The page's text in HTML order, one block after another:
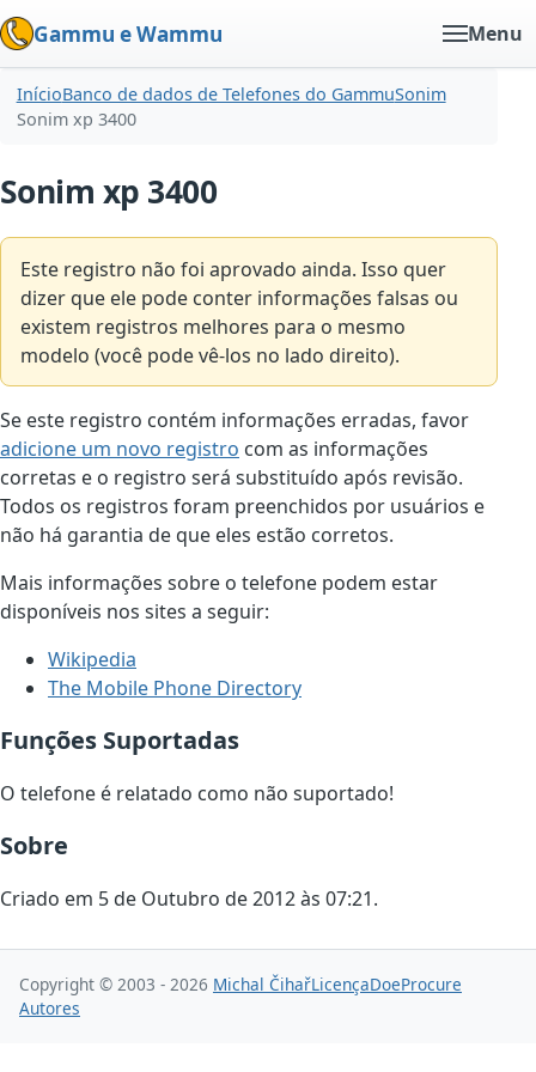
Gammu e Wammu Menu
InícioBanco de dados de Telefones do GammuSonim
Sonim xp 3400
Sonim xp 3400
Este registro não foi aprovado ainda. Isso quer
dizer que ele pode conter informações falsas ou
existem registros melhores para o mesmo
modelo (você pode vê-los no lado direito).
Se este registro contém informações erradas, favor
adicione um novo registro com as informações
corretas e o registro será substituído após revisão.
Todos os registros foram preenchidos por usuários e
não há garantia de que eles estão corretos.
Mais informações sobre o telefone podem estar
disponíveis nos sites a seguir:
Wikipedia
The Mobile Phone Directory
Funções Suportadas
O telefone é relatado como não suportado!
Sobre
Criado em 5 de Outubro de 2012 às 07:21.
Copyright © 2003 - 2026 Michal ČihařLicençaDoeProcure
Autores